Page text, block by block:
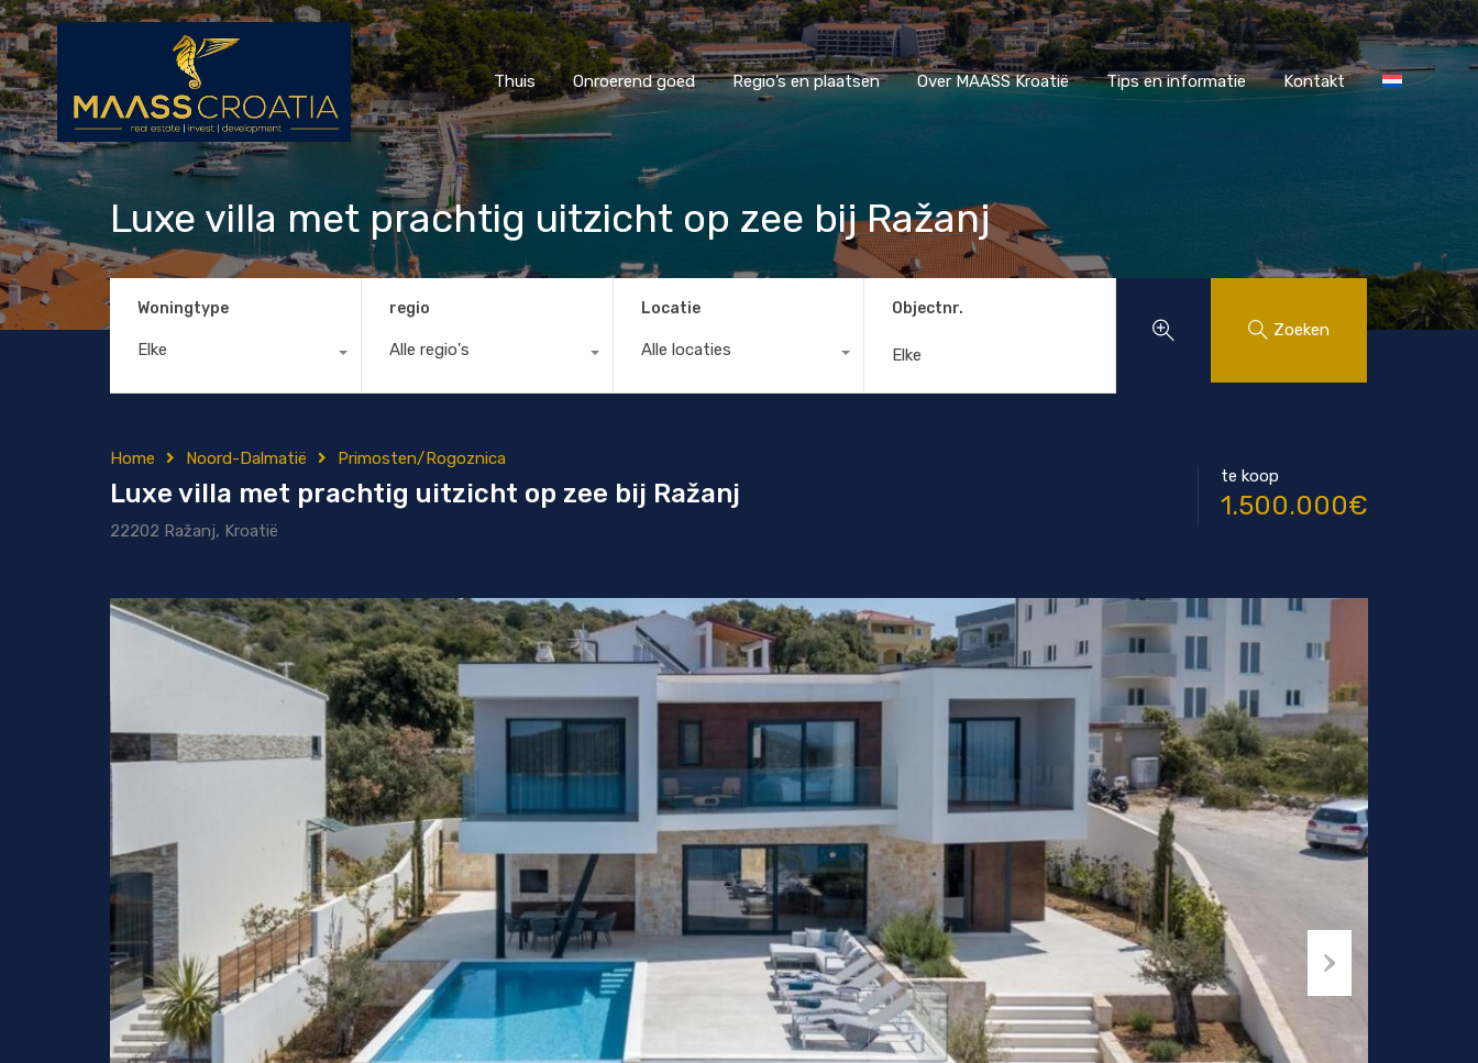
Thuis Onroerend goed Regio’s en plaatsen Over MAASS Kroatië Tips en informatie Kontakt
Thuis Onroerend goed Regio’s en plaatsen Over MAASS Kroatië Tips en informatie Kontakt
Luxe villa met prachtig uitzicht op zee bij Ražanj
Woningtype
Elke
regio
Alle regio's
Locatie
Alle locaties
Objectnr.
Zoeken
Home Noord-Dalmatië Primosten/Rogoznica
Luxe villa met prachtig uitzicht op zee bij Ražanj
22202 Ražanj, Kroatië
te koop
1.500.000€